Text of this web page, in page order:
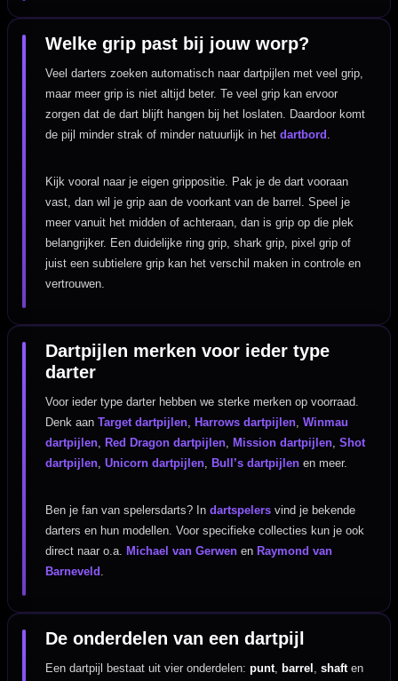
Welke grip past bij jouw worp?
Veel darters zoeken automatisch naar dartpijlen met veel grip,
maar meer grip is niet altijd beter. Te veel grip kan ervoor
zorgen dat de dart blijft hangen bij het loslaten. Daardoor komt
de pijl minder strak of minder natuurlijk in hetdartbord .
Kijk vooral naar je eigen grippositie. Pak je de dart vooraan
vast, dan wil je grip aan de voorkant van de barrel. Speel je
meer vanuit het midden of achteraan, dan is grip op die plek
belangrijker. Een duidelijke ring grip, shark grip, pixel grip of
juist een subtielere grip kan het verschil maken in controle en
vertrouwen.
Dartpijlen merken voor ieder type
darter
Voor ieder type darter hebben we sterke merken op voorraad.
Denk aanTarget dartpijlen, Harrows dartpijlen,Winmau
dartpijlen, Red Dragon dartpijlen, Mission dartpijlen,Shot
dartpijlen,Unicorn dartpijlen, Bull’s dartpijlen en meer.
Ben je fan van spelersdarts? Indartspelers vind je bekende
darters en hun modellen. Voor specifieke collecties kun je ook
direct naar o.a. Michael van Gerwen en Raymond van
Barneveld .
De onderdelen van een dartpijl
Een dartpijl bestaat uit vier onderdelen:punt, barrel ,shaften